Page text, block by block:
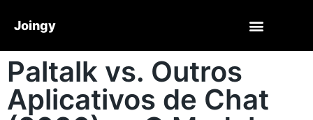
Joingy
Paltalk vs. Outros
Aplicativos de Chat